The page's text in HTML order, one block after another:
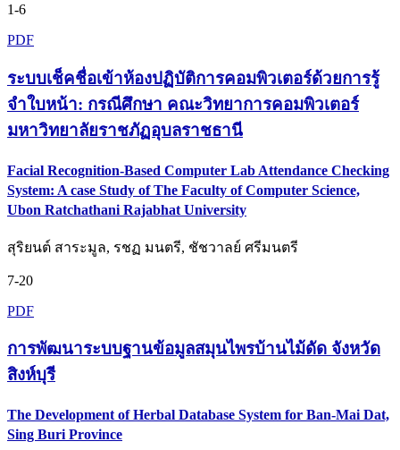
1-6
PDF
ระบบเช็คชื่อเข้าห้องปฏิบัติการคอมพิวเตอร์ด้วยการรู้
จำใบหน้า: กรณีศึกษา คณะวิทยาการคอมพิวเตอร์
มหาวิทยาลัยราชภัฏอุบลราชธานี
Facial Recognition-Based Computer Lab Attendance Checking
System: A case Study of The Faculty of Computer Science,
Ubon Ratchathani Rajabhat University
สุริยนต์ สาระมูล, รชฏ มนตรี, ชัชวาลย์ ศรีมนตรี
7-20
PDF
การพัฒนาระบบฐานข้อมูลสมุนไพรบ้านไม้ดัด จังหวัด
สิงห์บุรี
The Development of Herbal Database System for Ban-Mai Dat,
Sing Buri Province